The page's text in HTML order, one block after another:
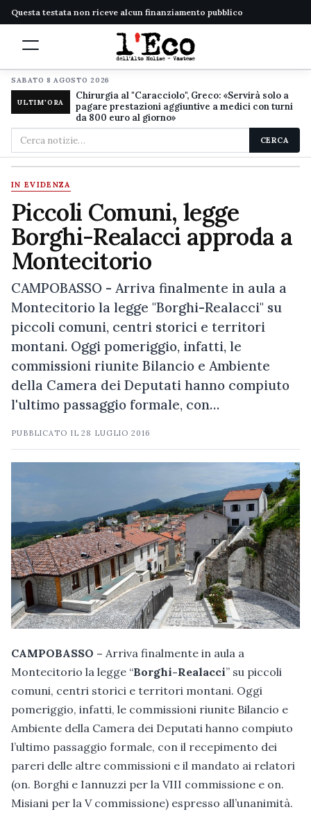
Questa testata non riceve alcun finanziamento pubblico
SABATO 8 AGOSTO 2026
ULTIM'ORA
Chirurgia al "Caracciolo", Greco: «Servirà solo a
pagare prestazioni aggiuntive a medici con turni
da 800 euro al giorno»
Cerca
nel
sito
CERCA
IN EVIDENZA
Piccoli Comuni, legge
Borghi-Realacci approda a
Montecitorio
CAMPOBASSO - Arriva finalmente in aula a
Montecitorio la legge "Borghi-Realacci" su
piccoli comuni, centri storici e territori
montani. Oggi pomeriggio, infatti, le
commissioni riunite Bilancio e Ambiente
della Camera dei Deputati hanno compiuto
l'ultimo passaggio formale, con…
PUBBLICATO IL28 LUGLIO 2016
CAMPOBASSO – Arriva finalmente in aula a
Montecitorio la legge “Borghi-Realacci” su piccoli
comuni, centri storici e territori montani. Oggi
pomeriggio, infatti, le commissioni riunite Bilancio e
Ambiente della Camera dei Deputati hanno compiuto
l’ultimo passaggio formale, con il recepimento dei
pareri delle altre commissioni e il mandato ai relatori
(on. Borghi e Iannuzzi per la VIII commissione e on.
Misiani per la V commissione) espresso all’unanimità.